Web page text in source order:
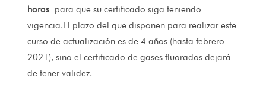
horaspara que su certificado siga teniendo
vigencia.El plazo del que disponen para realizar este
curso de actualización es de 4 años (hasta febrero
2021), sino el certificado de gases fluorados dejará
de tener validez.